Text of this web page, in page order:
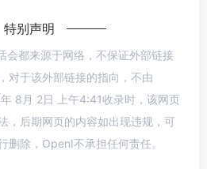
特别声明
会都来源于网络，不保证外部链接
对于该外部链接的指向，不由
8月 2日 上午4:41收录时，该网页
，后期网页的内容如出现违规，可
删除，OpenI不承担任何责任。